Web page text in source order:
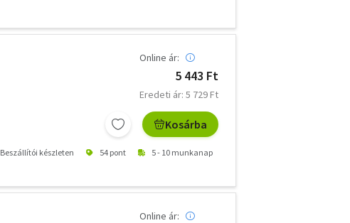
Online ár:
5 443 Ft
Eredeti ár: 5 729 Ft
Kosárba
Beszállítói készleten 54 pont 5 - 10 munkanap
Online ár: